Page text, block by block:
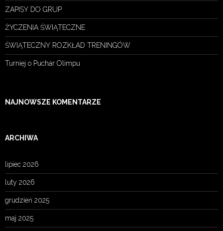
ZAPISY DO GRUP
ŻYCZENIA ŚWIĄTECZNE
ŚWIĄTECZNY ROZKŁAD TRENINGÓW
Turniej o Puchar Olimpu
NAJNOWSZE KOMENTARZE
ARCHIWA
lipiec 2026
luty 2026
grudzień 2025
maj 2025